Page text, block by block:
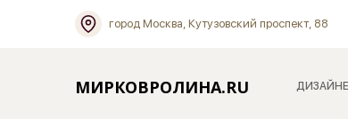
город Москва, Кутузовский проспект, 88
МИРКОВРОЛИНА.RU